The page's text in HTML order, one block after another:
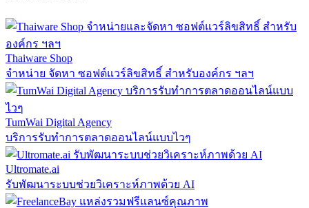
Thaiware Shop
จำหน่าย จัดหา ซอฟต์แวร์ลิขสิทธิ์ สำหรับองค์กร ฯลฯ
TumWai Digital Agency
บริการรับทำการตลาดออนไลน์แบบไวๆ
Ultromate.ai
รับพัฒนาระบบช่วยวิเคราะห์ภาพด้วย AI